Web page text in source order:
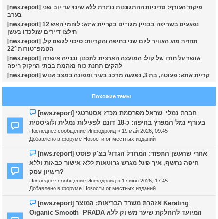
[nws.report] פיקוד העורף: מדיניות ההתגוננות נותרת ללא שינוי עד יום שני
בערב
[nws.report] 12 נפגעים בשריפה בבניין מגורים בקריית אתא: לוחמי האש
חילצו דיירים שנלכדו בעשן
[nws.report] תחזית מזג האוויר ליום שני בחיפה והקריות: סיכוי לגשם קל,
הטמפרטורות 22°
[nws.report] אושר על חודו של קול: המועצה הארצית לתכנון ובנייה אישרה
להקים תחנת כוח מזהמת בבתי הזיקוק חיפה
[nws.report] קריית אתא: פעוטה, בת 3, נפגעה מרכב בעיר ומפונה במצב אנוש
Похожие темы
Н
о
с
о
о
б
щ
е
и
е
[nws.report] חברת נמלי ישראל מפרסמת מכרז אסטרטגי
בעורף נמל המפרץ בחיפה: כ-18 דונם לפעילות נמלית ולוגיסטית
Последнее сообщение Инфодроид « 19 май 2026, 09:45
Добавлено в форуме Новости от местных изданий
Н
о
о
е
с
о
б
[nws.report] אחרי שהעשן התפזר: המחדל הגדול בצ'ק פוסט
חיפה נחשף, איך פעל מגרש גרוטאות ללא אישור כבאות וללא
רישיון עסק?
Последнее сообщение Инфодроид « 17 июн 2026, 17:45
Добавлено в форуме Новости от местных изданий
Н
в
[nws.report] אזהרת משרד הבריאות: המוצר Kerating
Organic Smooth PRADA המיועד להחלקת שיער משווק ללא